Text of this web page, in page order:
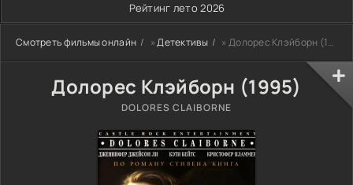
Рейтинг лето 2026
Смотреть фильмы онлайн »Детективы » Долорес Клэйборн (1995)
Долорес Клэйборн (1995)
DOLORES CLAIBORNE